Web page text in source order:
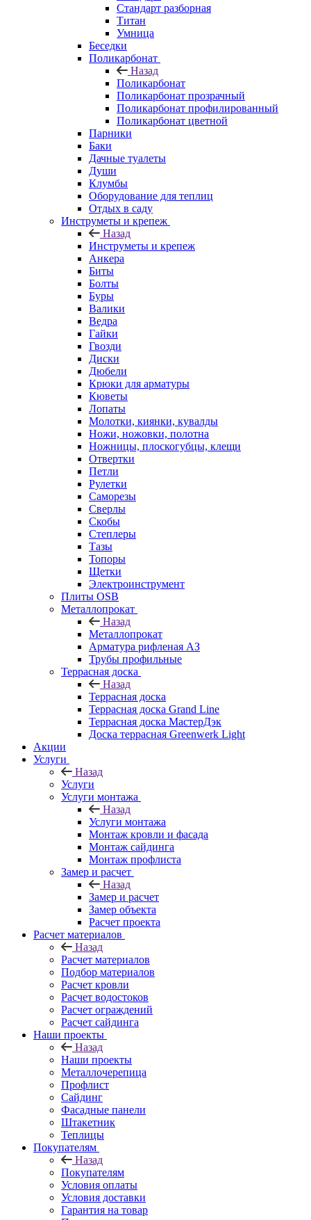
Стандарт разборная
Титан
Умница
Беседки
Поликарбонат
Назад
Поликарбонат
Поликарбонат прозрачный
Поликарбонат профилированный
Поликарбонат цветной
Парники
Баки
Дачные туалеты
Души
Клумбы
Оборудование для теплиц
Отдых в саду
Инструметы и крепеж
Назад
Инструметы и крепеж
Анкера
Биты
Болты
Буры
Валики
Ведра
Гайки
Гвозди
Диски
Дюбели
Крюки для арматуры
Кюветы
Лопаты
Молотки, киянки, кувалды
Ножи, ножовки, полотна
Ножницы, плоскогубцы, клещи
Отвертки
Петли
Рулетки
Саморезы
Сверлы
Скобы
Степлеры
Тазы
Топоры
Щетки
Электроинструмент
Плиты OSB
Металлопрокат
Назад
Металлопрокат
Арматура рифленая АЗ
Трубы профильные
Террасная доска
Назад
Террасная доска
Террасная доска Grand Line
Террасная доска МастерДэк
Доска террасная Greenwerk Light
Акции
Услуги
Назад
Услуги
Услуги монтажа
Назад
Услуги монтажа
Монтаж кровли и фасада
Монтаж сайдинга
Монтаж профлиста
Замер и расчет
Назад
Замер и расчет
Замер объекта
Расчет проекта
Расчет материалов
Назад
Расчет материалов
Подбор материалов
Расчет кровли
Расчет водостоков
Расчет ограждений
Расчет сайдинга
Наши проекты
Назад
Наши проекты
Металлочерепица
Профлист
Сайдинг
Фасадные панели
Штакетник
Теплицы
Покупателям
Назад
Покупателям
Условия оплаты
Условия доставки
Гарантия на товар